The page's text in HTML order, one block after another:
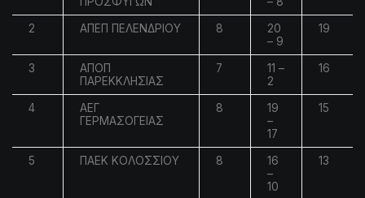
2 ΑΠΕΠ ΠΕΛΕΝΔΡΙΟΥ 8
20
– 9
19
3
ΑΠΟΠ
ΠΑΡΕΚΚΛΗΣΙΑΣ
7
11 –
2
16
4
ΑΕΓ
ΓΕΡΜΑΣΟΓΕΙΑΣ
8
19
–
17
15
5 ΠΑΕΚ ΚΟΛΟΣΣΙΟΥ 8
16
–
10
13